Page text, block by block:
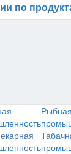
по
Рыбная